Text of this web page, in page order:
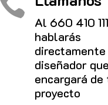
Al 660 410 111
hablarás
diseñador
encargará de
proyecto